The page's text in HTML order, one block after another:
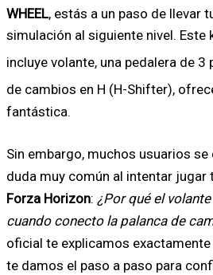
WHEEL, estás a un paso de llevar
simulación al siguiente nivel. Este
incluye volante, una pedalera de 3
de cambios en H (H-Shifter),
fantástica.
Sin embargo, muchos usuarios se
duda muy común al intentar
Forza Horizon: ¿Por qué el
cuando conecto la palanca de
oficial te explicamos
te damos el paso a paso para